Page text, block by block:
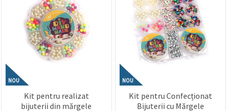
NOU
Kit pentru realizat
bijuterii din mărgele
NOU
Kit pentru Confecționat
Bijuterii cu Mărgele